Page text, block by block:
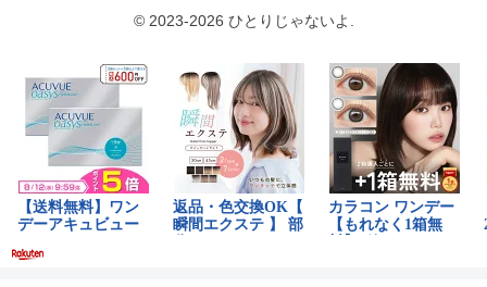
© 2023-2026 ひとりじゃないよ.